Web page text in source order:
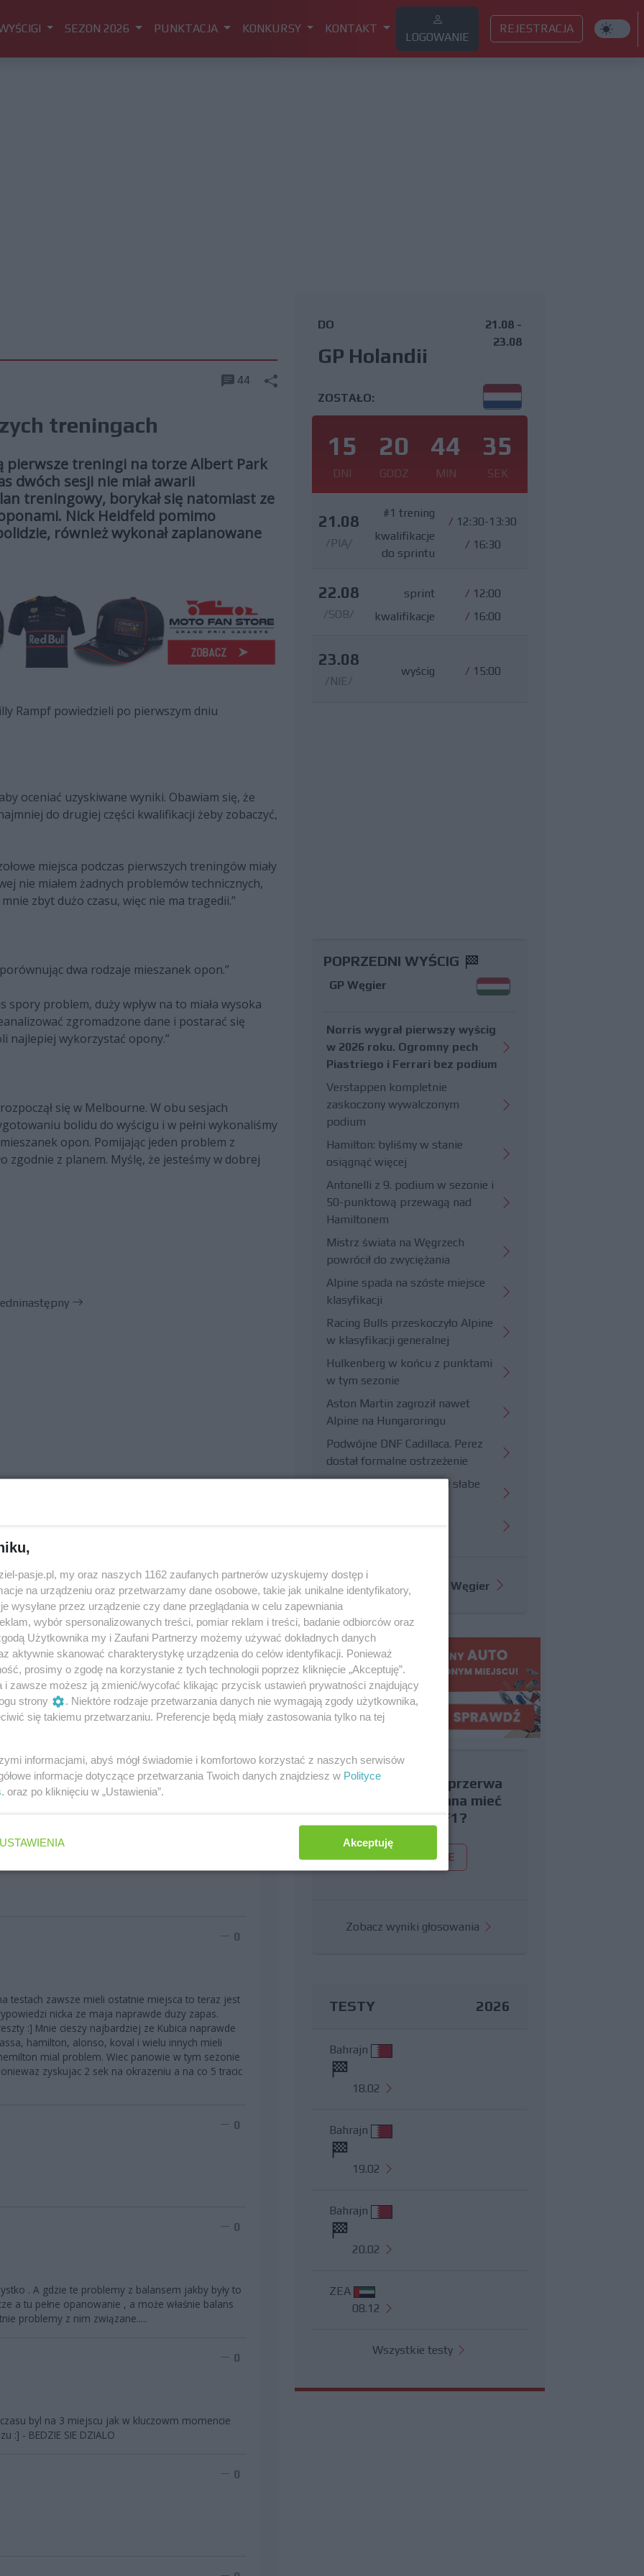
SEZON 2026 PUNKTACJA KONKURSY KONTAKT
LOGOWANIE
REJESTRACJA
44
treningach
pierwsze treningi na torze Albert Park
dwóch sesji nie miał awarii
treningowy, borykał się natomiast ze
Nick Heidfeld pomimo
również wykonał zaplanowane
Rampf powiedzieli po pierwszym dniu
oceniać uzyskiwane wyniki. Obawiam się, że
do drugiej części kwalifikacji żeby zobaczyć,
miejsca podczas pierwszych treningów miały
nie miałem żadnych problemów technicznych,
zbyt dużo czasu, więc nie ma tragedii.”
dwa rodzaje mieszanek opon.”
problem, duży wpływ na to miała wysoka
zgromadzone dane i postarać się
najlepiej wykorzystać opony.”
się w Melbourne. W obu sesjach
bolidu do wyścigu i w pełni wykonaliśmy
opon. Pomijając jeden problem z
zgodnie z planem. Myślę, że jesteśmy w dobrej
następny
że skrzynia...)
0
testach zawsze mieli ostatnie miejsca to teraz jest
nicka ze maja naprawde duzy zapas.
:] Mnie cieszy najbardziej ze Kubica naprawde
hamilton, alonso, koval i wielu innych mieli
mial problem. Wiec panowie w tym sezonie
zyskujac 2 sek na okrazeniu a na co 5 tracic
0
0
. A gdzie te problemy z balansem jakby były to
a tu pełne opanowanie , a może właśnie balans
problemy z nim związane.....
0
byl na 3 miejscu jak w kluczowm momencie
:] - BEDZIE SIE DZIALO
0
DO
GP Holandii
21.08 -
23.08
ZOSTAŁO:
15
DNI
20
GODZ
44
MIN
34
SEK
21.08
/PIĄ/
#1 trening
kwalifikacje
do sprintu
/ 12:30-13:30
/ 16:30
22.08
/SOB/
sprint
kwalifikacje
/ 12:00
/ 16:00
23.08
/NIE/
wyścig / 15:00
POPRZEDNI WYŚCIG
GP Węgier
Norris wygrał pierwszy wyścig
w 2026 roku. Ogromny pech
Piastriego i Ferrari bez podium
Verstappen kompletnie
zaskoczony wywalczonym
podium
Hamilton: byliśmy w stanie
osiągnąć więcej
Antonelli z 9. podium w sezonie i
50-punktową przewagą nad
Hamiltonem
Mistrz świata na Węgrzech
powrócił do zwyciężania
Alpine spada na szóste miejsce
klasyfikacji
Racing Bulls przeskoczyło Alpine
w klasyfikacji generalnej
Hulkenberg w końcu z punktami
w tym sezonie
Aston Martin zagroził nawet
Alpine na Hungaroringu
Podwójne DNF Cadillaca. Perez
dostał formalne ostrzeżenie
Hungaroring potwierdził słabe
Więcej informacji o GP Węgier
Czy uważasz, że przerwa
wakacyjna powinna mieć
miejsce w F1?
TAK NIE
Zobacz wyniki głosowania
TESTY 2026
Bahrajn
18.02
Bahrajn
19.02
Bahrajn
20.02
ZEA
08.12
Wszystkie testy
pasje.pl, my oraz naszych 1162 zaufanych partnerów uzyskujemy dostęp i
na urządzeniu oraz przetwarzamy dane osobowe, takie jak unikalne identyfikatory,
wysyłane przez urządzenie czy dane przeglądania w celu zapewniania
wybór spersonalizowanych treści, pomiar reklam i treści, badanie odbiorców oraz
Użytkownika my i Zaufani Partnerzy możemy używać dokładnych danych
aktywnie skanować charakterystykę urządzenia do celów identyfikacji. Ponieważ
prosimy o zgodę na korzystanie z tych technologii poprzez kliknięcie „Akceptuję”.
i zawsze możesz ją zmienić/wycofać klikając przycisk ustawień prywatności znajdujący
strony
. Niektóre rodzaje przetwarzania danych nie wymagają zgody użytkownika,
się takiemu przetwarzaniu. Preferencje będą miały zastosowania tylko na tej
informacjami, abyś mógł świadomie i komfortowo korzystać z naszych serwisów
informacje dotyczące przetwarzania Twoich danych znajdziesz w Polityce
. oraz po kliknięciu w „Ustawienia”.
USTAWIENIA Akceptuję